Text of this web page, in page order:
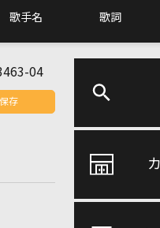
歌手名 歌詞
04
存